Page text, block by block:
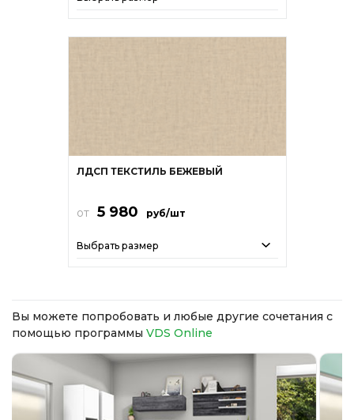
ЛДСП ТЕКСТИЛЬ БЕЖЕВЫЙ
от 5 980 руб/шт
Выбрать размер
Вы можете попробовать и любые другие сочетания с
помощью программы VDS Online